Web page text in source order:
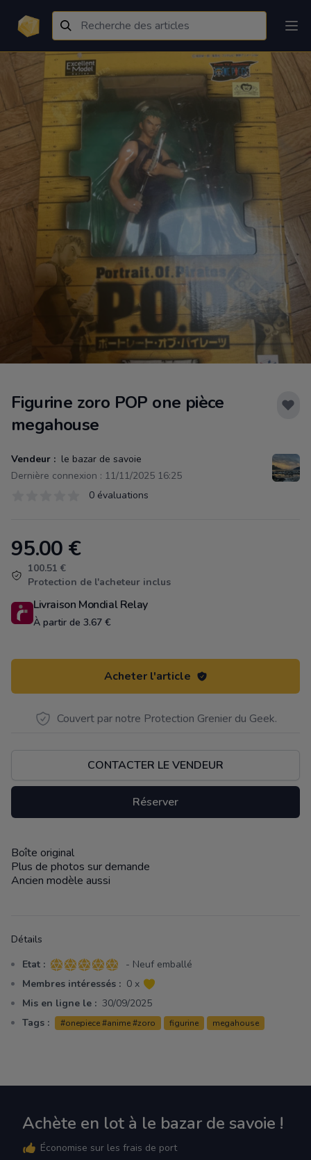
Figurine zoro POP one pièce
megahouse
Vendeur : le bazar de savoie
Dernière connexion : 11/11/2025 16:25
0 évaluations
Product information
95.00 €
100.51 €
Protection de l'acheteur inclus
Livraison Mondial Relay
À partir de 3.67 €
Acheter l'article
Couvert par notre Protection Grenier du Geek.
CONTACTER LE VENDEUR
Réserver
Description
Boîte original
Plus de photos sur demande
Ancien modèle aussi
Détails
Etat : 5 sur 5 étoiles
- Neuf emballé
Membres intéressés : 0 x
Mis en ligne le : 30/09/2025
Tags :
#onepiece #anime #zoro figurine megahouse
Achète en lot à le bazar de savoie !
Économise sur les frais de port